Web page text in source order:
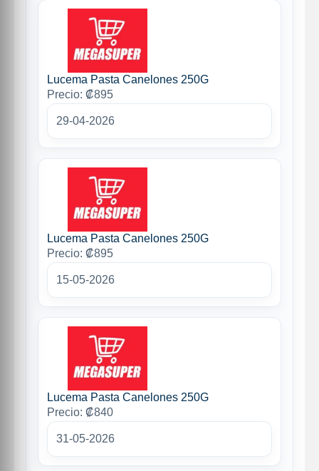
Lucema Pasta Canelones 250G
Precio: ₡895
29-04-2026
Lucema Pasta Canelones 250G
Precio: ₡895
15-05-2026
Lucema Pasta Canelones 250G
Precio: ₡840
31-05-2026